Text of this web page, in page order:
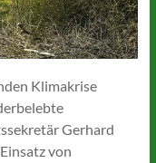
Klimakrise
Gerhard
von